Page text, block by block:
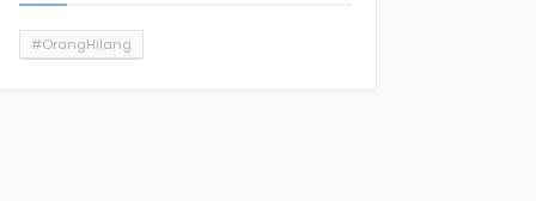
#OrangHilang